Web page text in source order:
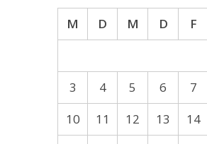
M D M D F
3
4 5 6 7
10
11 12 13 14